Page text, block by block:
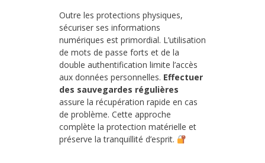
Outre les protections physiques,
sécuriser ses informations
numériques est primordial. L’utilisation
de mots de passe forts et de la
double authentification limite l’accès
aux données personnelles. Effectuer
des sauvegardes régulières
assure la récupération rapide en cas
de problème. Cette approche
complète la protection matérielle et
préserve la tranquillité d’esprit.